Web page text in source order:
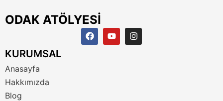
ODAK ATÖLYESİ
KURUMSAL
Anasayfa
Hakkımızda
Blog